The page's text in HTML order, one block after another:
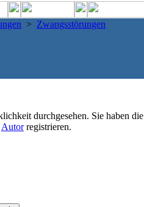
> Zwangsstörungen
durchgesehen. Sie haben die
Autorregistrieren.